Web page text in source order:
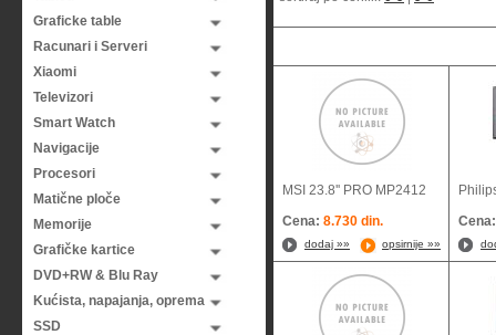
Graficke table
Racunari i Serveri
Xiaomi
Televizori
Smart Watch
Navigacije
Procesori
Matične ploče
Memorije
Grafičke kartice
DVD+RW & Blu Ray
Kućista, napajanja, oprema
SSD
MSI 23.8'' PRO MP2412
Cena: 8.730 din.
dodaj »» opsirnije »»